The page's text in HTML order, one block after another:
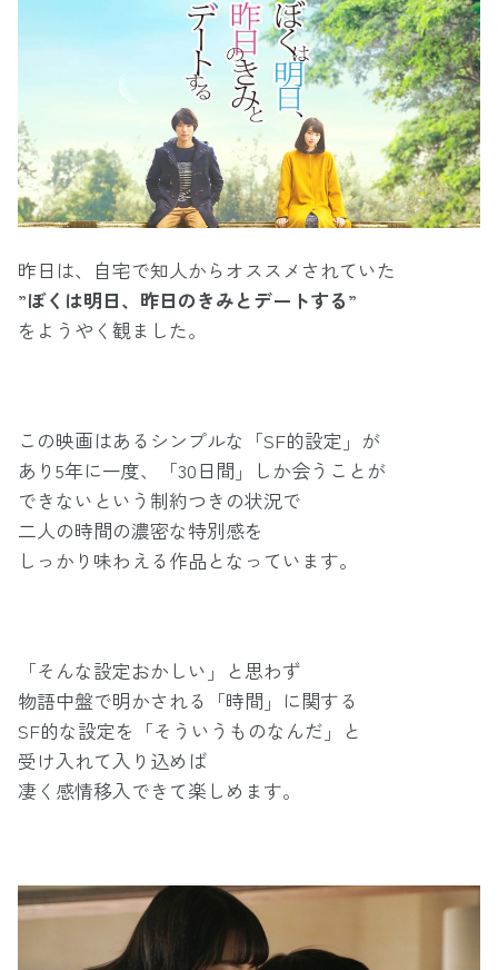
昨日は、自宅で知人からオススメされていた
”ぼくは明日、昨日のきみとデートする”
をようやく観ました。
この映画はあるシンプルな「SF的設定」が
あり5年に一度、「30日間」しか会うことが
できないという制約つきの状況で
二人の時間の濃密な特別感を
しっかり味わえる作品となっています。
「そんな設定おかしい」と思わず
物語中盤で明かされる「時間」に関する
SF的な設定を「そういうものなんだ」と
受け入れて入り込めば
凄く感情移入できて楽しめます。